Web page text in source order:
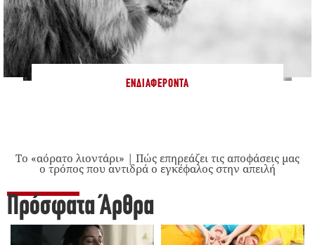
ΕΝΔΙΑΦΈΡΟΝΤΑ
Το «αόρατο λιοντάρι» | Πώς επηρεάζει τις αποφάσεις μας
ο τρόπος που αντιδρά ο εγκέφαλος στην απειλή
Πρόσφατα Άρθρα